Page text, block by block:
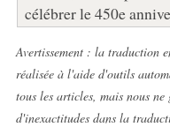
célébrer le 450e
Avertissement : la traduction
réalisée à l'aide d'outils
tous les articles, mais nous
d'inexactitudes dans la